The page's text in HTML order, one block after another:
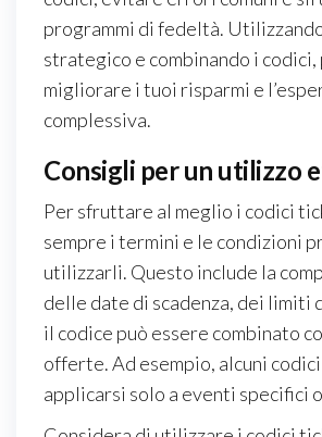
programmi di fedeltà.
strategico e combinando i codici,
migliorare i tuoi risparmi e
complessiva.
Consigli per un utilizzo
Per sfruttare al meglio i codici
sempre i termini e le condizioni
utilizzarli. Questo include la
delle date di scadenza, dei limiti
il codice può essere combinato
offerte. Ad esempio, alcuni
applicarsi solo a eventi specifici